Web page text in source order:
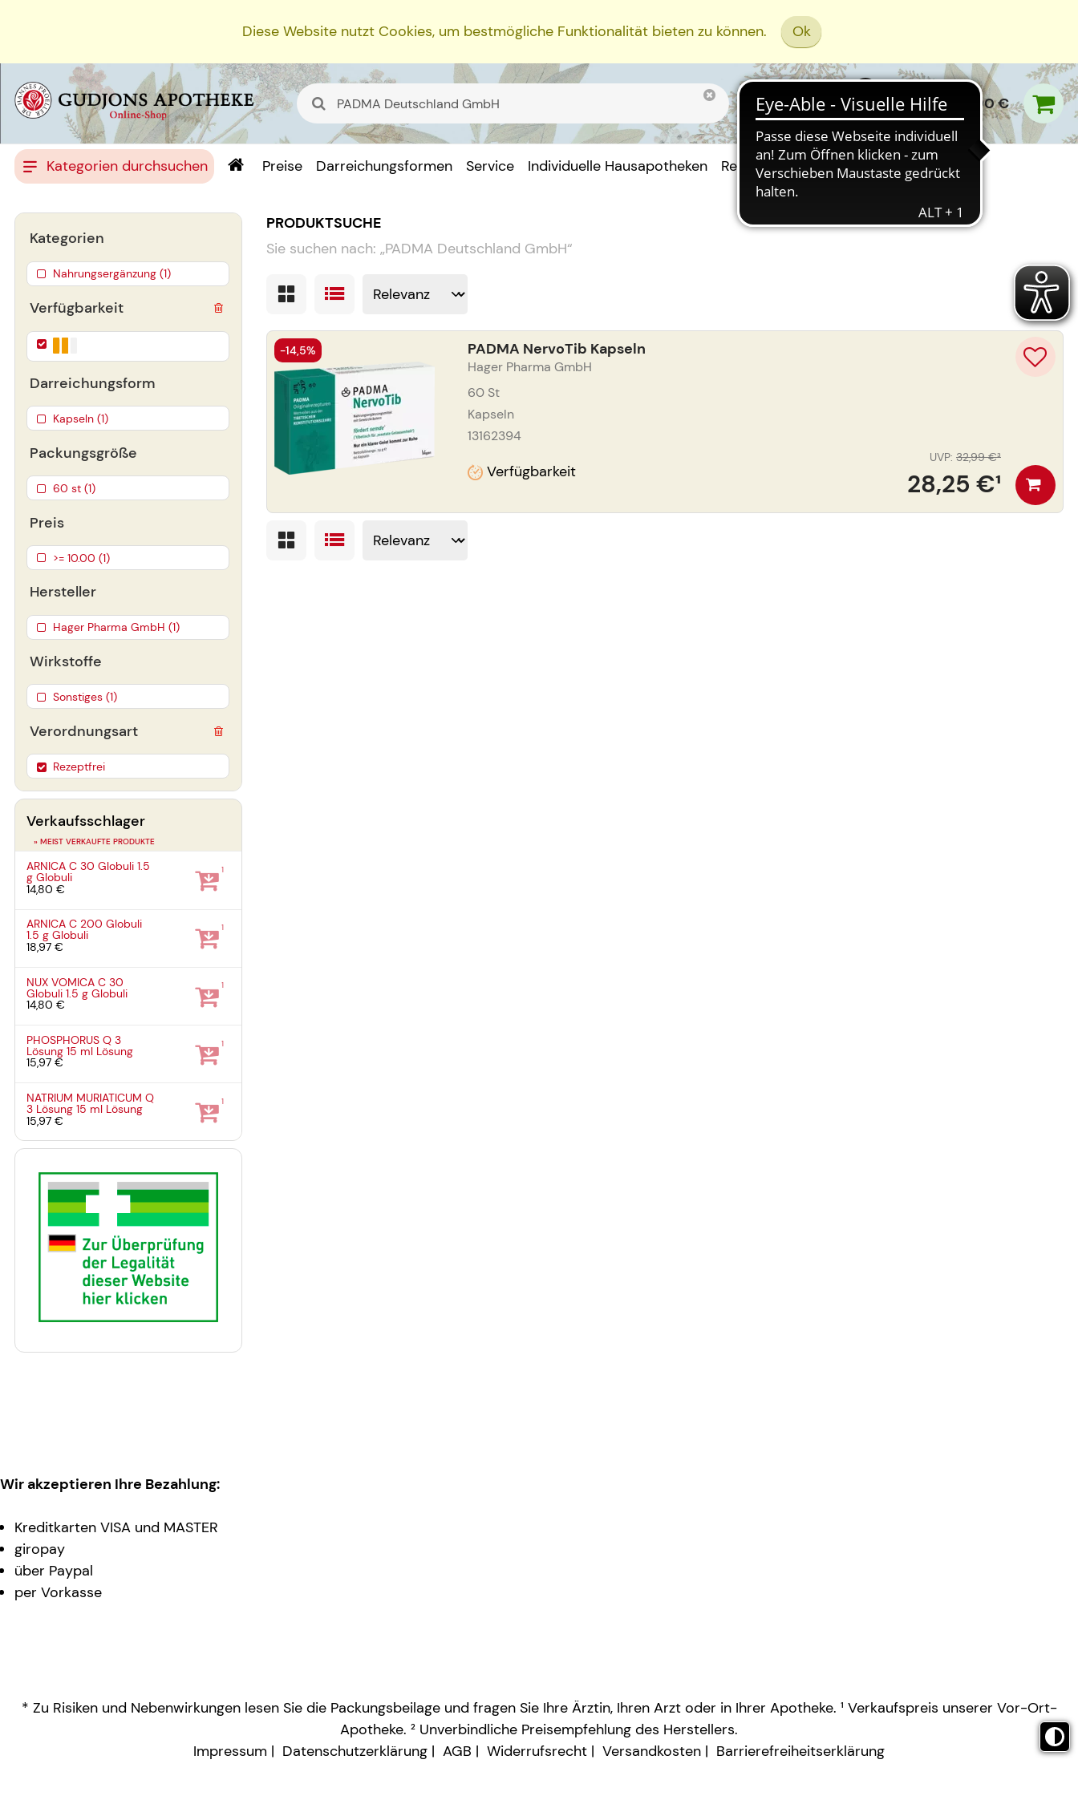
Diese Website nutzt Cookies, um bestmögliche Funktionalität bieten zu können. Ok
0,00 €
Kategorien durchsuchen Preise Darreichungsformen Service Individuelle Hausapotheken Rezept Einreichen
PRODUKTSUCHE
Sie suchen nach: „PADMA Deutschland GmbH“
PADMA NervoTib Kapseln
Hager Pharma GmbH
60 St
Kapseln
13162394
Verfügbarkeit 28,25 €¹
UVP: 32,99 €³
-14,5%
Verfügbarkeit
Darreichungsform
Kapseln (1)
Packungsgröße
60 st (1)
Preis
>= 10.00 (1)
Hersteller
Hager Pharma GmbH (1)
Wirkstoffe
Sonstiges (1)
Kategorien
Nahrungsergänzung (1)
Verordnungsart
Rezeptfrei
Verkaufsschlager
» MEIST VERKAUFTE PRODUKTE
ARNICA C 30 Globuli1.5
gGlobuli
14,80 €
1
ARNICA C 200 Globuli
1.5 gGlobuli
18,97 €
1
NUX VOMICA C 30
Globuli1.5 gGlobuli
14,80 €
1
PHOSPHORUS Q 3
Lösung15 ml Lösung
15,97 €
1
NATRIUM MURIATICUM Q
3 Lösung15 ml Lösung
15,97 €
1
Wir akzeptieren Ihre Bezahlung:
Kreditkarten VISA und MASTER
giropay
über Paypal
per Vorkasse
* Zu Risiken und Nebenwirkungen lesen Sie die Packungsbeilage und fragen Sie Ihre Ärztin, Ihren Arzt oder in Ihrer Apotheke. ¹ Verkaufspreis unserer Vor-Ort-
Apotheke. ² Unverbindliche Preisempfehlung des Herstellers.
Impressum
Datenschutzerklärung AGB Widerrufsrecht Versandkosten Barrierefreiheitserklärung